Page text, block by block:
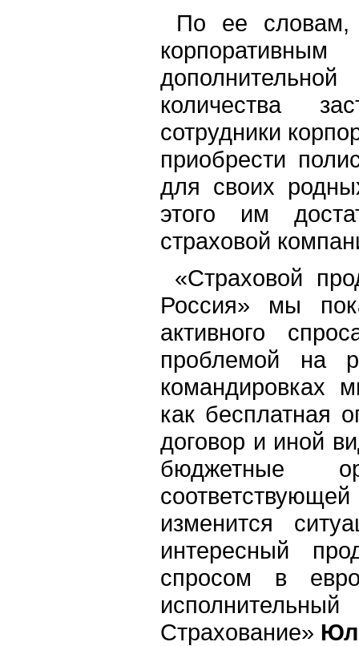
По ее словам,
количества
сотрудники
приобрести
для своих
этого им
страховой
«Страховой
Россия» мы
активного
проблемой на
командировках
как бесплатная
договор и иной
бюджетные
изменится
интересный
спросом в
Страхование»